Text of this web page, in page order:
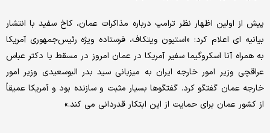
پیش از اولین اظهار نظر ترامپ درباره مذاکرات عمان، کاخ سفید با انتشار
بیانیه ای اعلام کرد: «استیون ویتکاف، فرستاده ویژه رئیس‌جمهوری آمریکا
به همراه آنا اسکروگیما سفیر آمریکا در عمان امروز در مسقط با دکتر عباس
عراقچی وزیر امور خارجه ایران به میزبانی سید بدر البوسعیدی وزیر امور
خارجه عمان گفتگو کرد. گفتگوها بسیار مثبت و سازنده بود و آمریکا عمیقاً
از کشور عمان برای حمایت از این ابتکار قدردانی می کند.»